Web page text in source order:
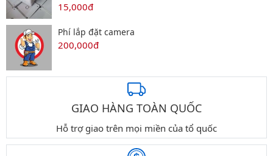
15,000đ
Phí lắp đặt camera
200,000đ
GIAO HÀNG TOÀN QUỐC
Hỗ trợ giao trên mọi miền của tổ quốc